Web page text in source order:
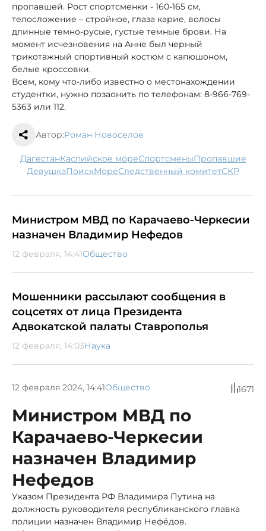
пропавшей. Рост спортсменки - 160-165 см,
телосложение – стройное, глаза карие, волосы
длинные темно-русые, густые темные брови. На
момент исчезновения на Анне был черный
трикотажный спортивный костюм с капюшоном,
белые кроссовки.
Всем, кому что-либо известно о местонахождении
студентки, нужно позаонить по телефонам: 8-966-769-
5363 или 112.
Автор:Роман Новоселов
Дагестан Каспийское море спортсмены
пропавшие
девушка
поиск море следственный комитет СКР
Министром МВД по Карачаево-Черкесии
назначен Владимир Нефедов
12 февраля, 14:41Общество
Мошенники рассылают сообщения в
соцсетях от лица Президента
Адвокатской палаты Ставрополья
12 февраля, 14:03Наука
12 февраля 2024, 14:41Общество 1671
Министром МВД по
Карачаево-Черкесии
назначен Владимир
Нефедов
Указом Президента РФ Владимира Путина на
должность руководителя республиканского главка
полиции назначен Владимир Нефёдов.